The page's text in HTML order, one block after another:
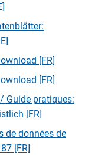
[FR]
[FR]
Guide pratiques:
[FR]
de données de
[FR]